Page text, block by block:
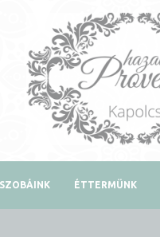
SZOBÁINK ÉTTERMÜNK